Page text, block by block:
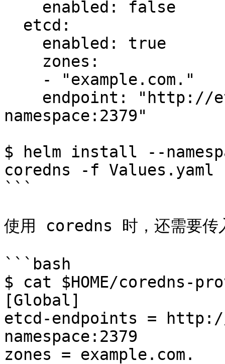
namespace:2379"
$ helm install --
coredns -f Values.yaml
```
使用 coredns 时，还需要
```bash
$ cat $HOME/coredns-
[Global]
etcd-endpoints =
namespace:2379
zones = example.com.